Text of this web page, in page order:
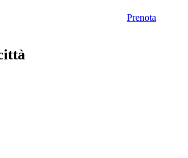
Prenota